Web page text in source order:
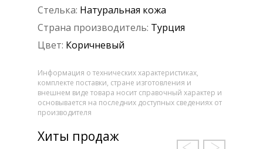
Стелька: Натуральная кожа
Страна производитель: Турция
Цвет: Коричневый
Информация о технических характеристиках,
комплекте поставки, стране изготовления и
внешнем виде товара носит справочный характер и
основывается на последних доступных сведениях от
производителя
Хиты продаж